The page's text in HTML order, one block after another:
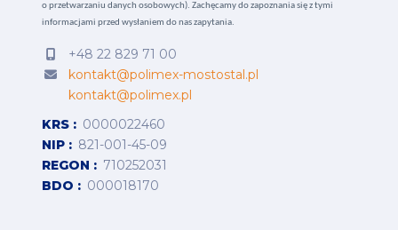
o przetwarzaniu danych osobowych). Zachęcamy do zapoznania się z tymi
informacjami przed wysłaniem do nas zapytania.
+48 22 829 71 00
kontakt@polimex-mostostal.pl
kontakt@polimex.pl
KRS
0000022460
NIP
821-001-45-09
REGON
710252031
BDO
000018170